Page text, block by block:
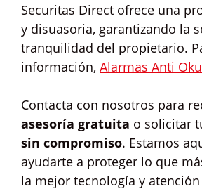
Securitas Direct ofrece una
y disuasoria, garantizando la
tranquilidad del propietario.
información, Alarmas Anti
Contacta con nosotros para
asesoría gratuita o solicitar
sin compromiso. Estamos
ayudarte a proteger lo que
la mejor tecnología y